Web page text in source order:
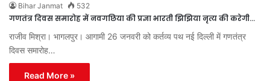
Bihar Janmat 532
गणतंत्र दिवस समारोह में नवगछिया की प्रज्ञा भारती झिझिया नृत्य की करेगी…
राजीव मिश्रा। भागलपुर। आगामी 26 जनवरी को कर्तव्य पथ नई दिल्ली में गणतंत्र
दिवस समारोह…
Read More »